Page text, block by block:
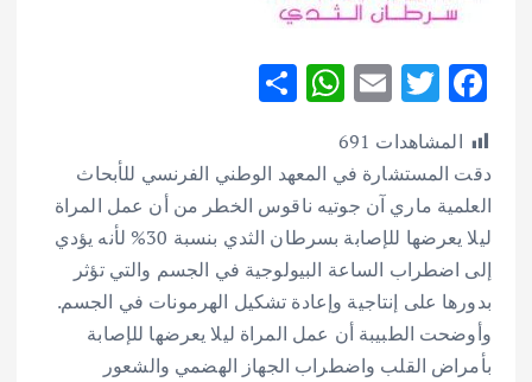
F
ac
e
b
o
o
k
T
w
it
te
r
E
ai
l
W
at
s
A
p
p
ar
e
المشاهدات 691
دقت المستشارة في المعهد الوطني الفرنسي للأبحاث
العلمية ماري آن جوتيه ناقوس الخطر من أن عمل المراة
ليلا يعرضها للإصابة بسرطان الثدي بنسبة 30% لأنه يؤدي
إلى اضطراب الساعة البيولوجية في الجسم والتي تؤثر
بدورها على إنتاجية وإعادة تشكيل الهرمونات في الجسم.
وأوضحت الطبيبة أن عمل المراة ليلا يعرضها للإصابة
بأمراض القلب واضطراب الجهاز الهضمي والشعور